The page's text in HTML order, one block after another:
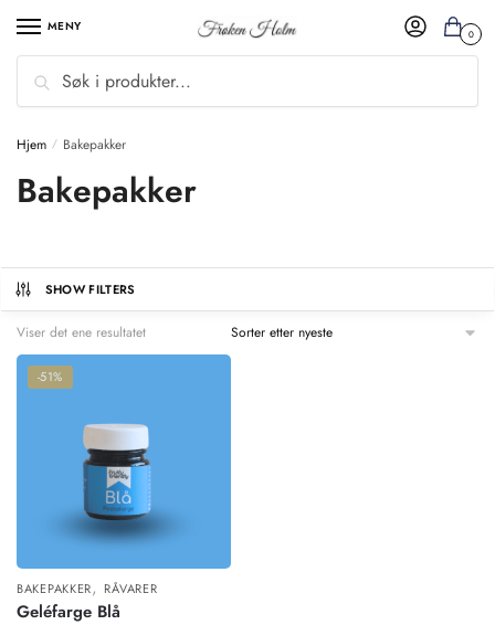
MENY
Søk
0
Hjem / Bakepakker
Bakepakker
SHOW FILTERS
Viser det ene resultatet
-51%
BAKEPAKKER, RÅVARER
Geléfarge Blå